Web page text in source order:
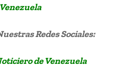
Venezuela
Redes Sociales:
de Venezuela